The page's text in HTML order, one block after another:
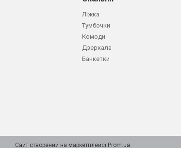
Ліжка
Тумбочки
Комоди
Дзеркала
Банкетки
Сайт створений на маркетплейсі Prom.ua